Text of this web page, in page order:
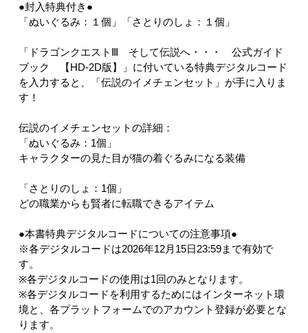
●封入特典付き●
「ぬいぐるみ：１個」「さとりのしょ：１個」
「ドラゴンクエストⅢ そして伝説へ・・・ 公式ガイド
ブック 【HD-2D版】」に付いている特典デジタルコード
を入力すると、「伝説のイメチェンセット」が手に入りま
す！
伝説のイメチェンセットの詳細：
「ぬいぐるみ：1個」
キャラクターの見た目が猫の着ぐるみになる装備
「さとりのしょ：1個」
どの職業からも賢者に転職できるアイテム
●本書特典デジタルコードについての注意事項●
※各デジタルコードは2026年12月15日23:59まで有効で
す。
※各デジタルコードの使用は1回のみとなります。
※各デジタルコードを利用するためにはインターネット環
境と、各プラットフォームでのアカウント登録が必要とな
ります。